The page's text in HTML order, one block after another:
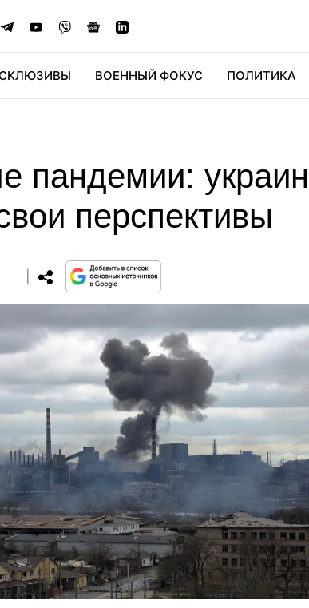
ВОЕННЫЙ ФОКУС ПОЛИТИКА
пандемии:
перспективы